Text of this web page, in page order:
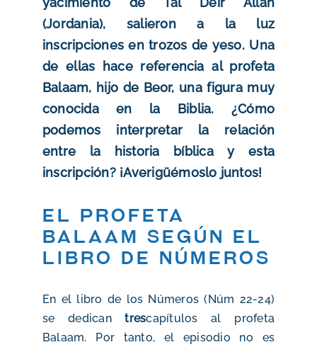
(Jordania), salieron a la luz
inscripciones en trozos de yeso. Una
de ellas hace referencia al profeta
Balaam, hijo de Beor, una figura muy
conocida en la Biblia. ¿Cómo
podemos interpretar la relación
entre la historia bíblica y esta
inscripción? ¡Averigüémoslo juntos!
El profeta
Balaam según el
libro de Números
En el libro de los Números (Núm 22-24)
se dedicantrescapítulos al profeta
Balaam. Por tanto, el episodio no es